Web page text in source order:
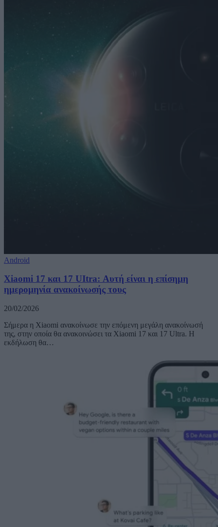
Android
Xiaomi 17 και 17 UItra: Αυτή είναι η επίσημη
ημερομηνία ανακοίνωσής τους
20/02/2026
Σήμερα η Xiaomi ανακοίνωσε την επόμενη μεγάλη ανακοίνωσή
της, στην οποία θα ανακοινώσει τα Xiaomi 17 και 17 Ultra. Η
εκδήλωση θα…